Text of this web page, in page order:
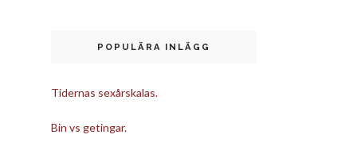
POPULÄRA INLÄGG
Tidernas sexårskalas.
Bin vs getingar.